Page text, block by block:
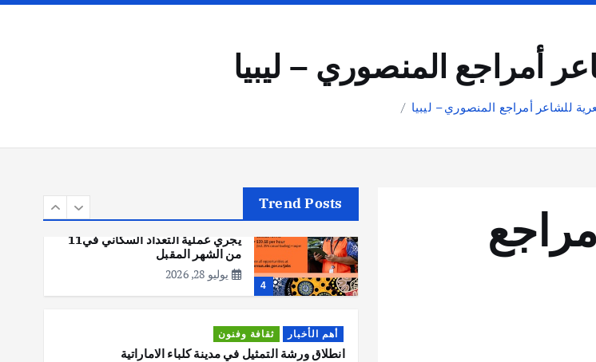
أمراجع المنصوري – ليبيا
للشاعر أمراجع المنصوري – ليبيا
Trend Posts
يوليو 30, 2026
4
مكتب الإحصاءات الأسترالي (ABS)
يجري عملية التعداد السكاني في11
من الشهر المقبل
يوليو 28, 2026
أهم الأخبار ثقافة وفنون
انطلاق ورشة التمثيل في مدينة كلباء الاماراتية